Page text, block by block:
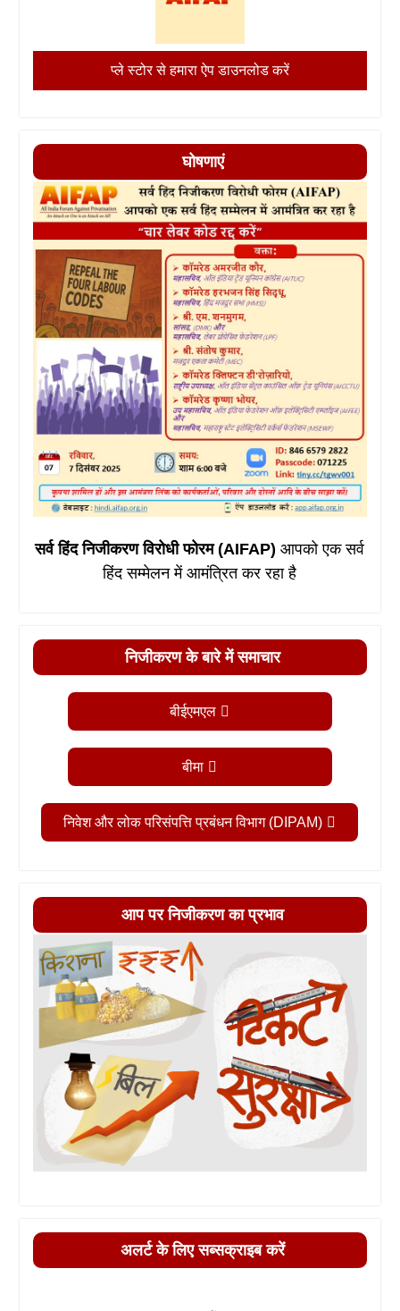
प्ले स्टोर से हमारा ऐप डाउनलोड करें
घोषणाएं
सर्व हिंद निजीकरण विरोधी फोरम (AIFAP)आपको एक सर्व
हिंद सम्मेलन में आमंत्रित कर रहा है
निजीकरण के बारे में समाचार
बीईएमएल
बीमा
निवेश और लोक परिसंपत्ति प्रबंधन विभाग (DIPAM)
आप पर निजीकरण का प्रभाव
अलर्ट के लिए सब्सक्राइब करें